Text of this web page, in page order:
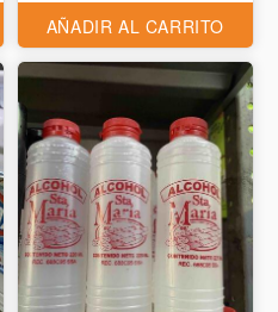
AÑADIR AL CARRITO